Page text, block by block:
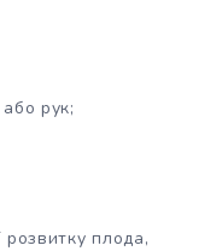
рук;
плода,